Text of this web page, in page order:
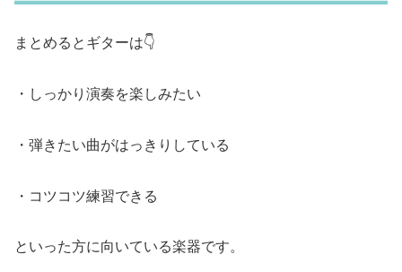
まとめるとギターは👇
・しっかり演奏を楽しみたい
・弾きたい曲がはっきりしている
・コツコツ練習できる
といった方に向いている楽器です。